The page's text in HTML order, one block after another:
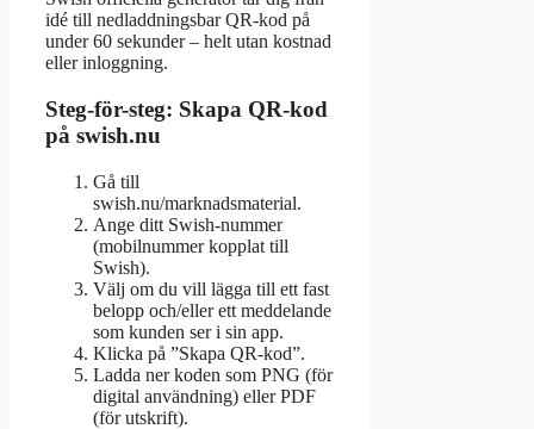
idé till nedladdningsbar QR-kod på
under 60 sekunder – helt utan kostnad
eller inloggning.
Steg-för-steg: Skapa QR-kod
på swish.nu
Gå till
swish.nu/marknadsmaterial.
Ange ditt Swish-nummer
(mobilnummer kopplat till
Swish).
Välj om du vill lägga till ett fast
belopp och/eller ett meddelande
som kunden ser i sin app.
Klicka på ”Skapa QR-kod”.
Ladda ner koden som PNG (för
digital användning) eller PDF
(för utskrift).